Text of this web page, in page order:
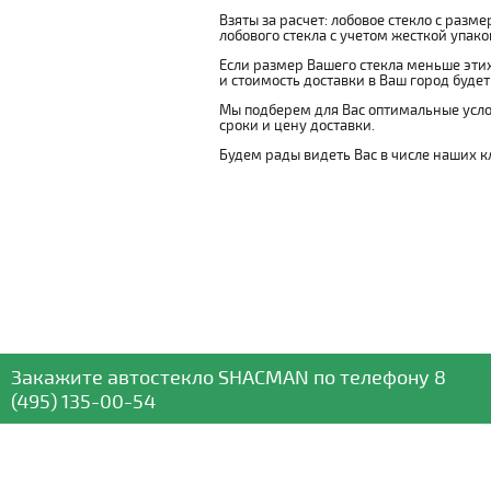
Взяты за расчет: лобовое стекло с
лобового стекла с учетом жесткой
Если размер Вашего стекла меньше
и стоимость доставки в Ваш город
Мы подберем для Вас оптимальные
сроки и цену доставки.
Будем рады видеть Вас в числе наших
Закажите автостекло SHACMAN по телефону 8
(495) 135-00-54